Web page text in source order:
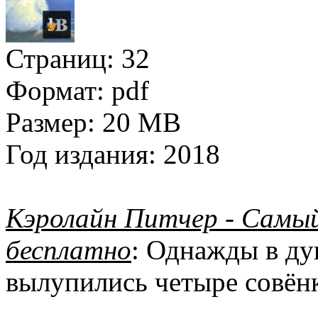
Страниц: 32
Формат: pdf
Размер: 20 MB
Год издания: 2018
Кэролайн Питчер -
бесплатно: Однажды в
вылупились четыре